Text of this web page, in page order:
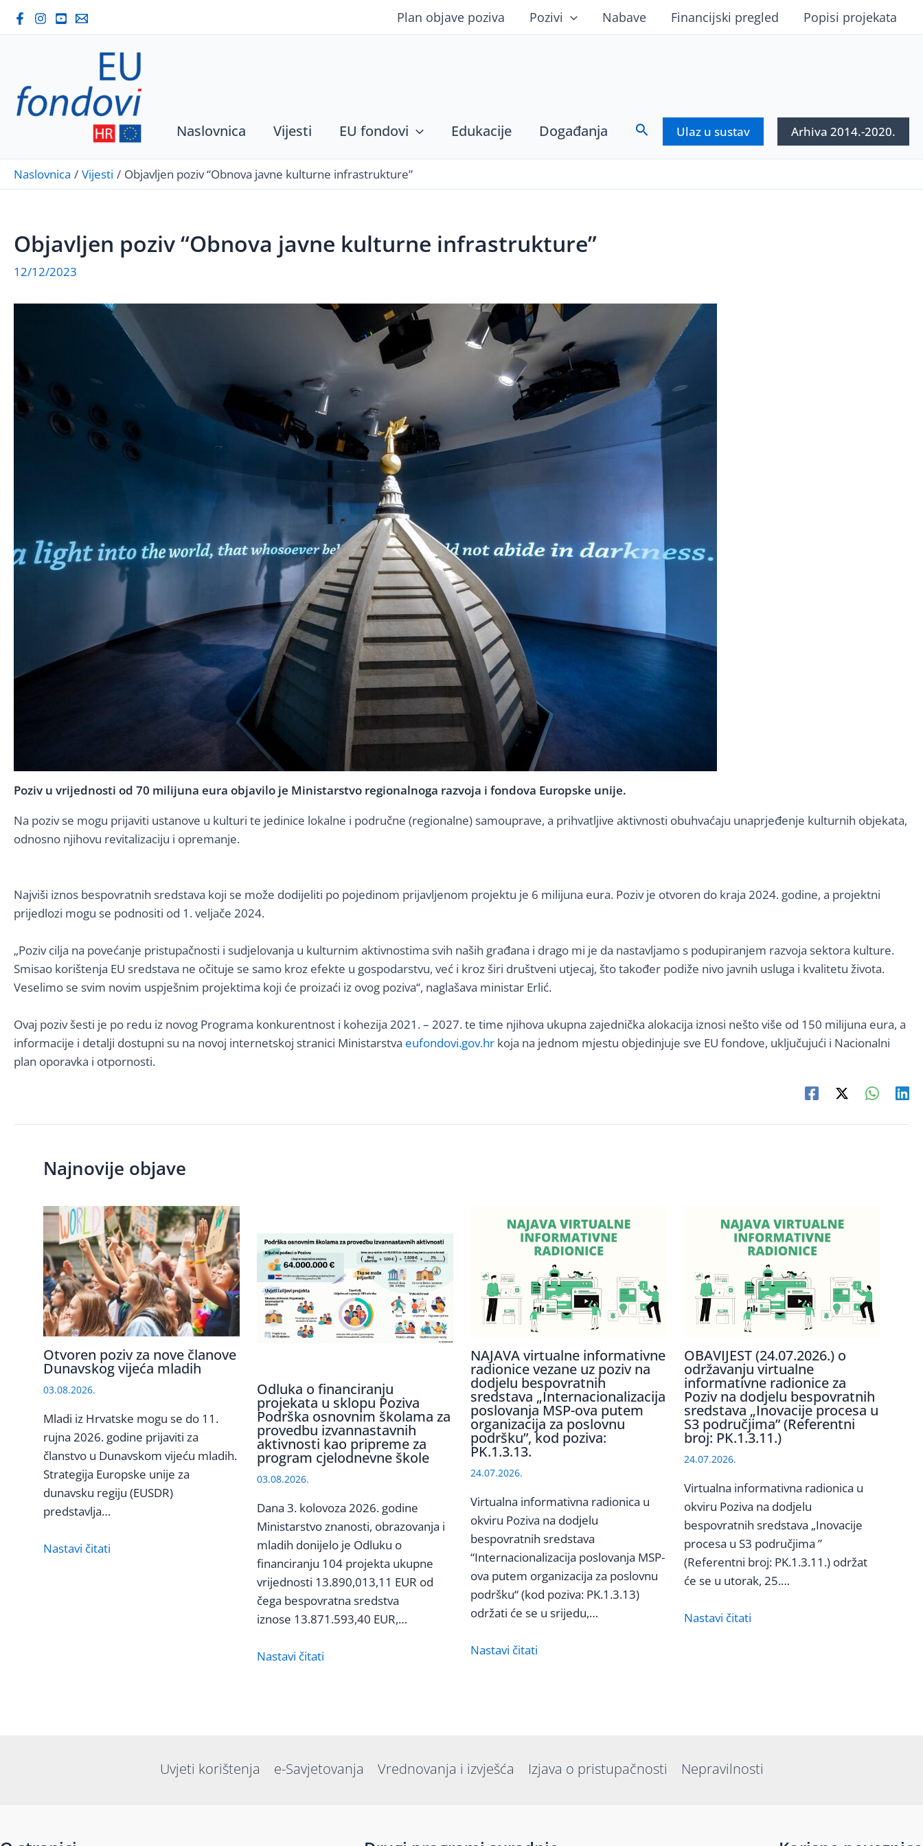
Skip
Plan objave poziva Pozivi Nabave Financijski pregled Popisi projekata
Naslovnica Vijesti EU fondovi Edukacije Događanja SearchUlaz u sustav Arhiva 2014.-2020.
Naslovnica Vijesti Objavljen poziv “Obnova javne kulturne infrastrukture”
Objavljen poziv “Obnova javne kulturne infrastrukture”
12/12/2023
Poziv u vrijednosti od 70 milijuna eura objavilo je Ministarstvo regionalnoga razvoja i fondova Europske unije.
Na poziv se mogu prijaviti ustanove u kulturi te jedinice lokalne i područne (regionalne) samouprave, a prihvatljive aktivnosti obuhvaćaju unaprjeđenje kulturnih objekata,
odnosno njihovu revitalizaciju i opremanje.
Najviši iznos bespovratnih sredstava koji se može dodijeliti po pojedinom prijavljenom projektu je 6 milijuna eura. Poziv je otvoren do kraja 2024. godine, a projektni
prijedlozi mogu se podnositi od 1. veljače 2024.
„Poziv cilja na povećanje pristupačnosti i sudjelovanja u kulturnim aktivnostima svih naših građana i drago mi je da nastavljamo s podupiranjem razvoja sektora kulture.
Smisao korištenja EU sredstava ne očituje se samo kroz efekte u gospodarstvu, već i kroz širi društveni utjecaj, što također podiže nivo javnih usluga i kvalitetu života.
Veselimo se svim novim uspješnim projektima koji će proizaći iz ovog poziva“, naglašava ministar Erlić.
Ovaj poziv šesti je po redu iz novog Programa konkurentnost i kohezija 2021. – 2027. te time njihova ukupna zajednička alokacija iznosi nešto više od 150 milijuna eura, a
informacije i detalji dostupni su na novoj internetskoj stranici Ministarstva eufondovi.gov.hr koja na jednom mjestu objedinjuje sve EU fondove, uključujući i Nacionalni
plan oporavka i otpornosti.
Najnovije objave
Otvoren poziv za nove članove
Dunavskog vijeća mladih
03.08.2026.
Mladi iz Hrvatske mogu se do 11.
rujna 2026. godine prijaviti za
članstvo u Dunavskom vijeću mladih.
Strategija Europske unije za
dunavsku regiju (EUSDR)
predstavlja…
Nastavi čitati
Odluka o financiranju
projekata u sklopu Poziva
Podrška osnovnim školama za
provedbu izvannastavnih
aktivnosti kao pripreme za
program cjelodnevne škole
03.08.2026.
Dana 3. kolovoza 2026. godine
Ministarstvo znanosti, obrazovanja i
mladih donijelo je Odluku o
financiranju 104 projekta ukupne
vrijednosti 13.890,013,11 EUR od
čega bespovratna sredstva
iznose 13.871.593,40 EUR,…
Nastavi čitati
NAJAVA virtualne informativne
radionice vezane uz poziv na
dodjelu bespovratnih
sredstava „Internacionalizacija
poslovanja MSP-ova putem
organizacija za poslovnu
podršku”, kod poziva:
PK.1.3.13.
24.07.2026.
Virtualna informativna radionica u
okviru Poziva na dodjelu
bespovratnih sredstava
“Internacionalizacija poslovanja MSP-
ova putem organizacija za poslovnu
podršku“ (kod poziva: PK.1.3.13)
održati će se u srijedu,…
Nastavi čitati
OBAVIJEST (24.07.2026.) o
održavanju virtualne
informativne radionice za
Poziv na dodjelu bespovratnih
sredstava „Inovacije procesa u
S3 područjima” (Referentni
broj: PK.1.3.11.)
24.07.2026.
Virtualna informativna radionica u
okviru Poziva na dodjelu
bespovratnih sredstava „Inovacije
procesa u S3 područjima ”
(Referentni broj: PK.1.3.11.) održat
će se u utorak, 25.…
Nastavi čitati
Uvjeti korištenja e-Savjetovanja Vrednovanja i izvješća Izjava o pristupačnosti Nepravilnosti